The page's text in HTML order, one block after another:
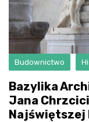
Budownictwo
Bazylika
Jana
Najświętszej